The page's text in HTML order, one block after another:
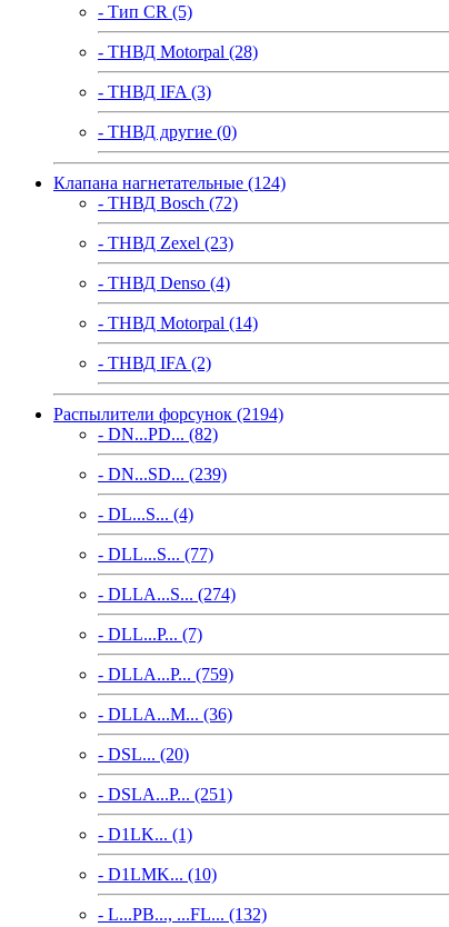
- Тип CR (5)
- ТНВД Motorpal (28)
- ТНВД IFA (3)
- ТНВД другие (0)
Клапана нагнетательные (124)
- ТНВД Bosch (72)
- ТНВД Zexel (23)
- ТНВД Denso (4)
- ТНВД Motorpal (14)
- ТНВД IFA (2)
Распылители форсунок (2194)
- DN...PD... (82)
- DN...SD... (239)
- DL...S... (4)
- DLL...S... (77)
- DLLA...S... (274)
- DLL...P... (7)
- DLLA...P... (759)
- DLLA...M... (36)
- DSL... (20)
- DSLA...P... (251)
- D1LK... (1)
- D1LMK... (10)
- L...PB..., ...FL... (132)